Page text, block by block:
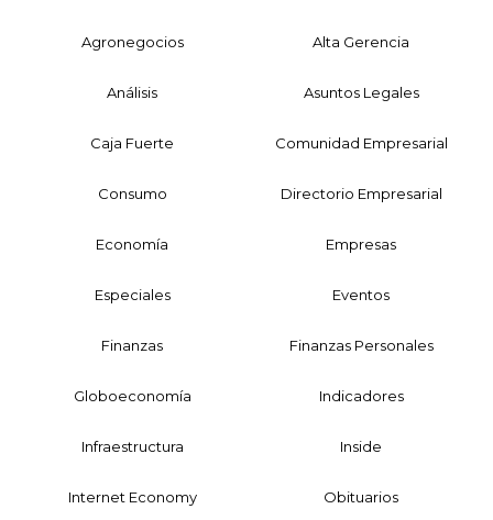
Agronegocios Alta Gerencia
Análisis Asuntos Legales
Caja Fuerte Comunidad Empresarial
Consumo Directorio Empresarial
Economía Empresas
Especiales Eventos
Finanzas Finanzas Personales
Globoeconomía Indicadores
Infraestructura Inside
Internet Economy Obituarios